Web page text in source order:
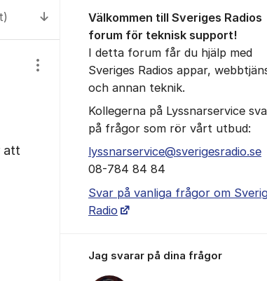
Till senaste kommentaren
Visa/dölj inställningar för inlägg/kommentar
att
Välkommen till Sveriges Radios
forum för teknisk support!
I detta forum får du hjälp med
Sveriges Radios appar,
och annan teknik.
Kollegerna på Lyssnarservice
på frågor som rör vårt utbud:
lyssnarservice@sverigesradio.se
08-784 84 84
Svar på vanliga frågor om
Radio
Jag svarar på dina frågor